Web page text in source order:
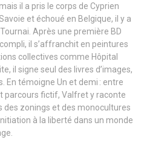
il a pris le corps de Cyprien
et échoué en Belgique, il y a
Après une première BD
il s’affranchit en peintures
collectives comme Hôpital
il signe seul des livres d’images,
En témoigne Un et demi : entre
parcours fictif, Valfret y raconte
des zonings et des monocultures
à la liberté dans un monde